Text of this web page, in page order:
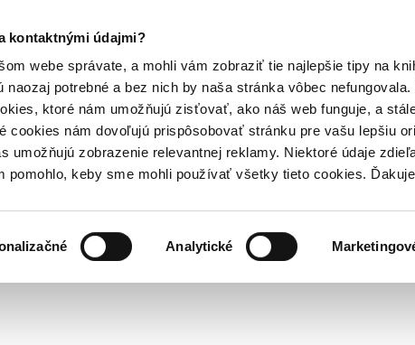
kontaktnými údajmi?
webe správate, a mohli vám zobraziť tie najlepšie tipy na
potrebné a bez nich by naša stránka vôbec nefungovala.
ktoré nám umožňujú zisťovať, ako náš web funguje, a
cookies nám dovoľujú prispôsobovať stránku pre vašu lepšiu
umožňujú zobrazenie relevantnej reklamy. Niektoré údaje
pomohlo, keby sme mohli používať všetky tieto cookies.
Analytické